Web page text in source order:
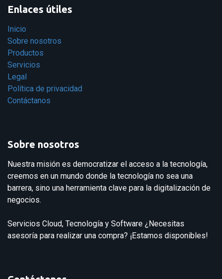
Enlaces útiles
Inicio
Sobre nosotros
Productos
Servicios
Legal
Política de privacidad
Contáctanos
Sobre nosotros
Nuestra misión es democratizar el acceso a la tecnología,
creemos en un mundo donde la tecnología no sea una
barrera, sino una herramienta clave para la digitalización de
negocios.
Servicios Cloud, Tecnología y Software ¿Necesitas
asesoría para realizar una compra? ¡Estamos disponibles!